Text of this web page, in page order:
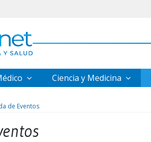
Ciencia y Medicina
de Eventos